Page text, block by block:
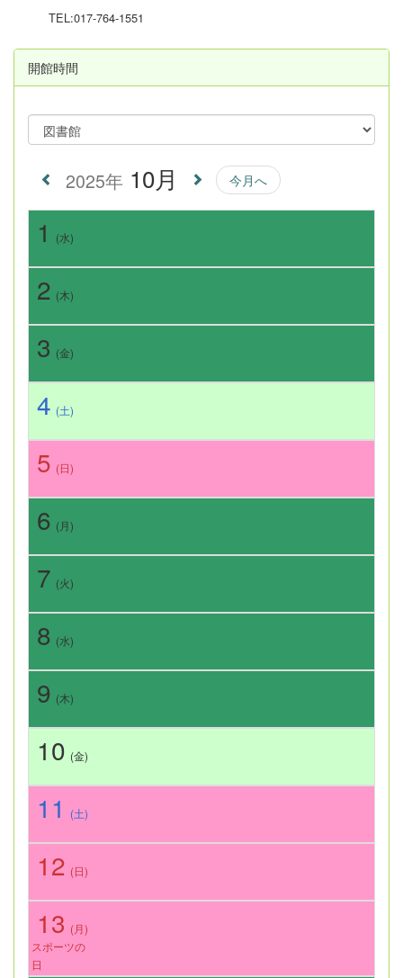
TEL:017-764-1551
開館時間
2025年 10月 今月へ
1 (水)
2 (木)
3 (金)
4 (土)
5 (日)
6 (月)
7 (火)
8 (水)
9 (木)
10 (金)
11 (土)
12 (日)
13 (月)
スポーツの
日